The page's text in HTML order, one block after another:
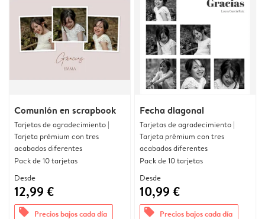
Comunión en scrapbook
Tarjetas de agradecimiento |
Tarjeta prémium con tres
acabados diferentes
Pack de 10 tarjetas
Desde
12,99 €
offers Precios bajos cada día
Fecha diagonal
Tarjetas de agradecimiento |
Tarjeta prémium con tres
acabados diferentes
Pack de 10 tarjetas
Desde
10,99 €
offers Precios bajos cada día